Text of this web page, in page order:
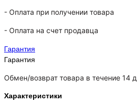
- Оплата при получении товара
- Оплата на счет продавца
Гарантия
Гарантия
Обмен/возврат товара в течение 14
Характеристики